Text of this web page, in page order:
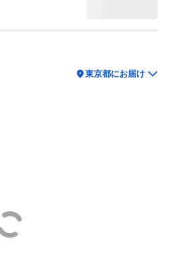
location_on東京都にお届け